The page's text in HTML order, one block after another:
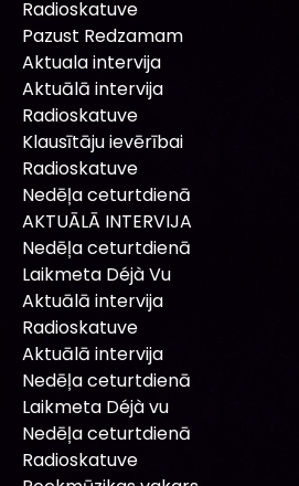
Radioskatuve
Pazust Redzamam
Aktuala intervija
Aktuālā intervija
Radioskatuve
Klausītāju ievērībai
Radioskatuve
Nedēļa ceturtdienā
AKTUĀLĀ INTERVIJA
Nedēļa ceturtdienā
Laikmeta Déjà Vu
Aktuālā intervija
Radioskatuve
Aktuālā intervija
Nedēļa ceturtdienā
Laikmeta Déjà vu
Nedēļa ceturtdienā
Radioskatuve